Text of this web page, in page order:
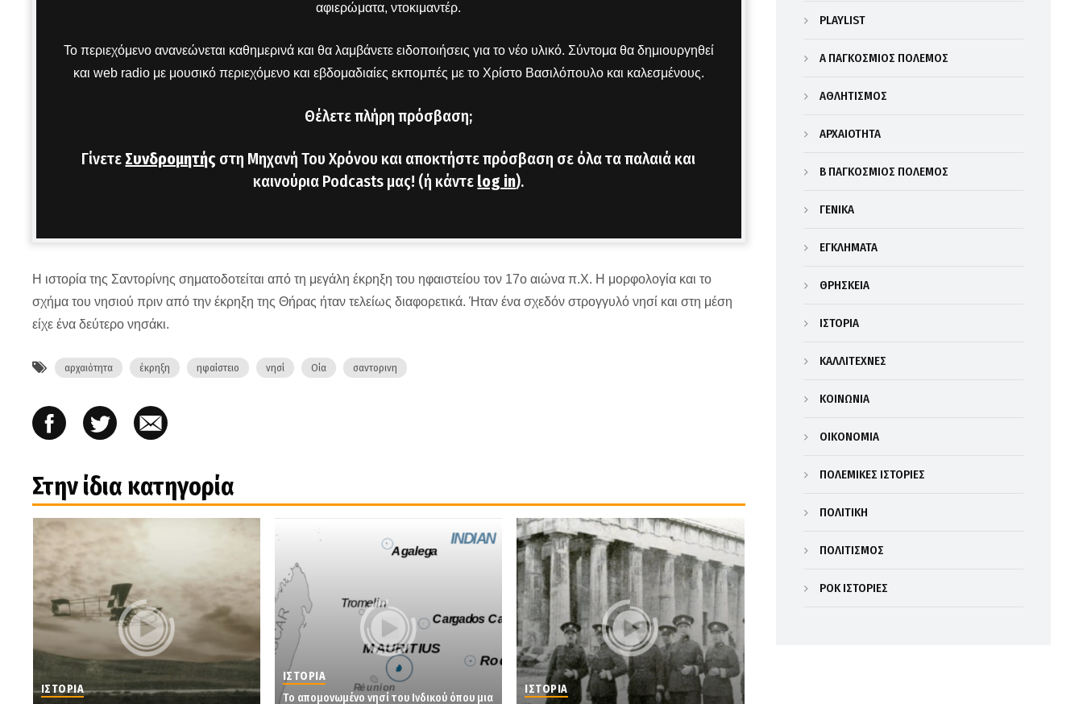
αφιερώματα, ντοκιμαντέρ.
Το περιεχόμενο ανανεώνεται καθημερινά και θα λαμβάνετε ειδοποιήσεις για το νέο υλικό. Σύντομα θα δημιουργηθεί
και web radio με μουσικό περιεχόμενο και εβδομαδιαίες εκπομπές με το Χρίστο Βασιλόπουλο και καλεσμένους.
Θέλετε πλήρη πρόσβαση;
Γίνετε Συνδρομητής στη Μηχανή Του Χρόνου και αποκτήστε πρόσβαση σε όλα τα παλαιά και
καινούρια Podcasts μας! (ή κάντε log in).
Η ιστορία της Σαντορίνης σηματοδοτείται από τη μεγάλη έκρηξη του ηφαιστείου τον 17ο αιώνα π.Χ. Η μορφολογία και το
σχήμα του νησιού πριν από την έκρηξη της Θήρας ήταν τελείως διαφορετικά. Ήταν ένα σχεδόν στρογγυλό νησί και στη μέση
είχε ένα δεύτερο νησάκι.
αρχαιότητα έκρηξη ηφαίστειο νησί Οία σαντορινη
Στην ίδια κατηγορία
ΙΣΤΟΡΙΑ
ΙΣΤΟΡΙΑ
Tο απομονωμένο νησί του Ινδικού όπου μια
ΙΣΤΟΡΙΑ
PLAYLIST
Α΄ ΠΑΓΚΟΣΜΙΟΣ ΠΟΛΕΜΟΣ
ΑΘΛΗΤΙΣΜΟΣ
ΑΡΧΑΙΟΤΗΤΑ
Β΄ ΠΑΓΚΟΣΜΙΟΣ ΠΟΛΕΜΟΣ
ΓΕΝΙΚΑ
ΕΓΚΛΗΜΑΤΑ
ΘΡΗΣΚΕΙΑ
ΙΣΤΟΡΙΑ
ΚΑΛΛΙΤΕΧΝΕΣ
ΚΟΙΝΩΝΙΑ
ΟΙΚΟΝΟΜΙΑ
ΠΟΛΕΜΙΚΕΣ ΙΣΤΟΡΙΕΣ
ΠΟΛΙΤΙΚΗ
ΠΟΛΙΤΙΣΜΟΣ
ΡΟΚ ΙΣΤΟΡΙΕΣ